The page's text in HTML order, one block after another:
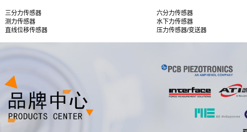
三分力传感器 六分力传感器
测力传感器 水下力传感器
直线位移传感器 压力传感器/变送器